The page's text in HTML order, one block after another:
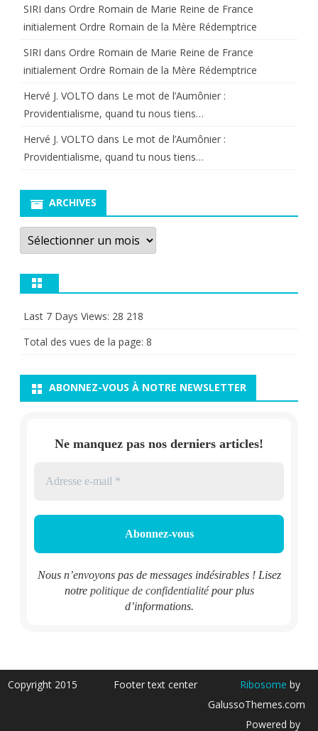
SIRI dans Ordre Romain de Marie Reine de France
initialement Ordre Romain de la Mère Rédemptrice
SIRI dans Ordre Romain de Marie Reine de France
initialement Ordre Romain de la Mère Rédemptrice
Hervé J. VOLTO dans Le mot de l’Aumônier :
Providentialisme, quand tu nous tiens…
Hervé J. VOLTO dans Le mot de l’Aumônier :
Providentialisme, quand tu nous tiens…
ARCHIVES
Archives
Last 7 Days Views: 28 218
Total des vues de la page: 8
ABONNEZ-VOUS À NOTRE NEWSLETTER
Ne manquez pas nos derniers articles!
Nous n’envoyons pas de messages indésirables ! Lisez
notre politique de confidentialitépour plus
d’informations.
Copyright 2015 Footer text center Ribosome by
GalussoThemes.com
Powered by